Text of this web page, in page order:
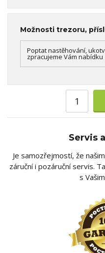
Možnosti trezoru,
Poptat nastěhování,
zpracujeme Vám nabídku
Servis
Je samozřejmostí, že
záruční i pozáruční servis.
s